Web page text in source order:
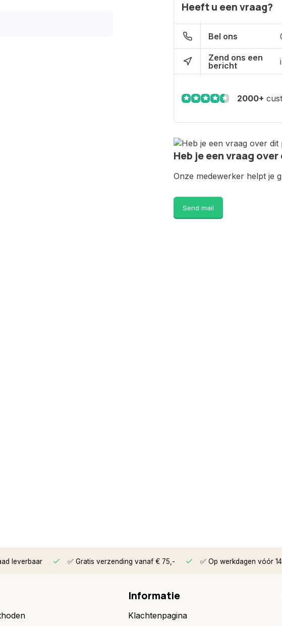
Heeft u een vraag?
Bel ons
Zend ons een
bericht
2000+
Heb je een vraag
Onze medewerker helpt je
Send mail
leverbaar ✅ Gratis verzending vanaf € 75,- ✅ Op werkdagen vóór
Informatie
Klachtenpagina